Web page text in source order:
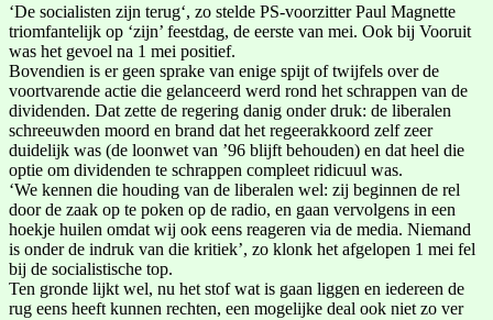
‘De socialisten zijn terug‘, zo stelde PS-voorzitter Paul Magnette
triomfantelijk op ‘zijn’ feestdag, de eerste van mei. Ook bij Vooruit
was het gevoel na 1 mei positief.
Bovendien is er geen sprake van enige spijt of twijfels over de
voortvarende actie die gelanceerd werd rond het schrappen van de
dividenden. Dat zette de regering danig onder druk: de liberalen
schreeuwden moord en brand dat het regeerakkoord zelf zeer
duidelijk was (de loonwet van ’96 blijft behouden) en dat heel die
optie om dividenden te schrappen compleet ridicuul was.
‘We kennen die houding van de liberalen wel: zij beginnen de rel
door de zaak op te poken op de radio, en gaan vervolgens in een
hoekje huilen omdat wij ook eens reageren via de media. Niemand
is onder de indruk van die kritiek’, zo klonk het afgelopen 1 mei fel
bij de socialistische top.
Ten gronde lijkt wel, nu het stof wat is gaan liggen en iedereen de
rug eens heeft kunnen rechten, een mogelijke deal ook niet zo ver